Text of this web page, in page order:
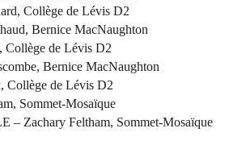
Collège de Lévis D2
Bernice MacNaughton
Collège de Lévis D2
Bernice MacNaughton
Collège de Lévis D2
Sommet-Mosaïque
– Zachary Feltham, Sommet-Mosaïque